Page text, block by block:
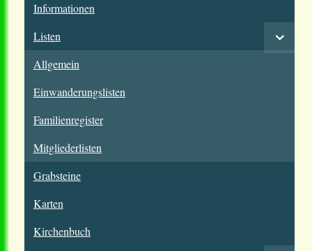
Informationen
Listen
Allgemein
Einwanderungslisten
Familienregister
Mitgliederlisten
Grabsteine
Karten
Kirchenbuch